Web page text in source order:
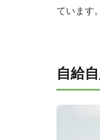
ています
自給